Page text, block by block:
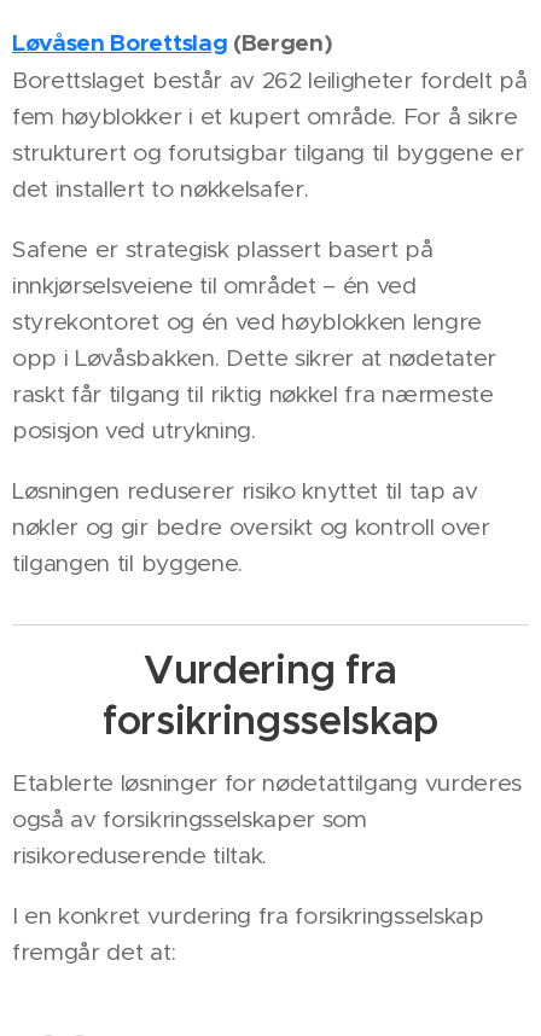
Løvåsen Borettslag (Bergen)
Borettslaget består av 262 leiligheter fordelt på
fem høyblokker i et kupert område. For å sikre
strukturert og forutsigbar tilgang til byggene er
det installert to nøkkelsafer.
Safene er strategisk plassert basert på
innkjørselsveiene til området – én ved
styrekontoret og én ved høyblokken lengre
opp i Løvåsbakken. Dette sikrer at nødetater
raskt får tilgang til riktig nøkkel fra nærmeste
posisjon ved utrykning.
Løsningen reduserer risiko knyttet til tap av
nøkler og gir bedre oversikt og kontroll over
tilgangen til byggene.
Vurdering fra
forsikringsselskap
Etablerte løsninger for nødetattilgang vurderes
også av forsikringsselskaper som
risikoreduserende tiltak.
I en konkret vurdering fra forsikringsselskap
fremgår det at: